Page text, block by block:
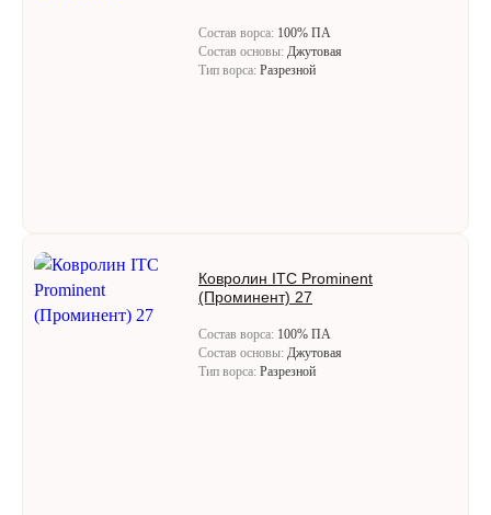
Состав ворса: 100% ПА
Состав основы: Джутовая
Тип ворса: Разрезной
Ковролин ITC Prominent
(Проминент) 27
Состав ворса: 100% ПА
Состав основы: Джутовая
Тип ворса: Разрезной